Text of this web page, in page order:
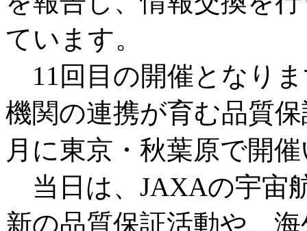
ています。
11回目の開催となり
機関の連携が育む品質
月に東京・秋葉原で開
当日は、JAXAの宇宙
新の品質保証活動や、